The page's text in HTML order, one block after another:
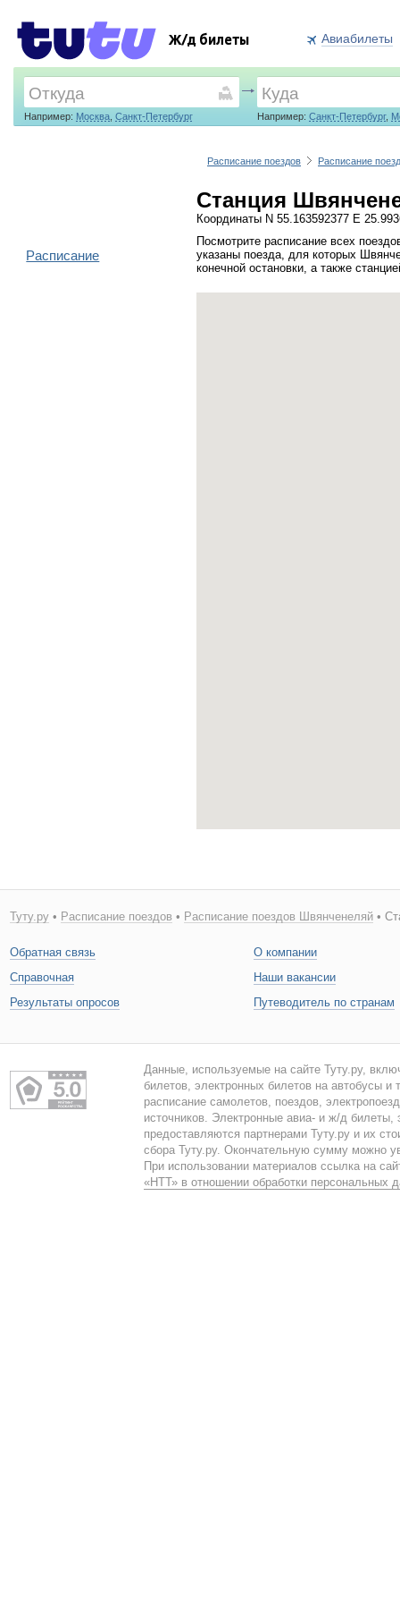
Ж/д билеты Авиабилеты
Например: Москва, Санкт-Петербург Например: Санкт-Петербург,
Расписание поездов Расписание
Станция
Координаты N 55.163592377 E
Посмотрите расписание всех
указаны поезда, для которых
конечной остановки, а также
Расписание
Туту.ру• Расписание поездов • Расписание поездов Швянченеляй•
Обратная связь
Справочная
Результаты опросов
О компании
Наши вакансии
Путеводитель по странам
Данные, используемые на сайте Туту.ру,
билетов, электронных билетов на автобусы и
расписание самолетов, поездов,
источников. Электронные авиа- и ж/д билеты,
предоставляются партнерами Туту.ру и их
сбора Туту.ру. Окончательную сумму можно
При использовании материалов ссылка на
«НТТ» в отношении обработки персональных